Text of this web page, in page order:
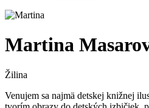
Martina
Žilina
Venujem sa najmä detskej knižnej